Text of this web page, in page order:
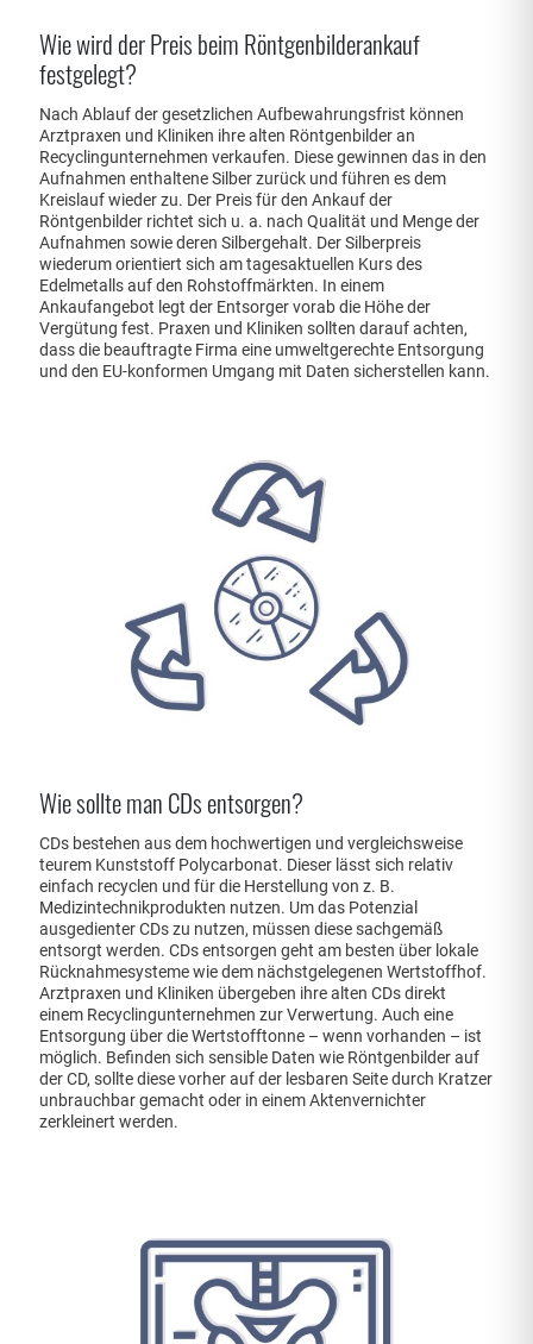
Wie wird der Preis beim Röntgenbilderankauf
festgelegt?
Nach Ablauf der gesetzlichen Aufbewahrungsfrist können
Arztpraxen und Kliniken ihre alten Röntgenbilder an
Recyclingunternehmen verkaufen. Diese gewinnen das in den
Aufnahmen enthaltene Silber zurück und führen es dem
Kreislauf wieder zu. Der Preis für den Ankauf der
Röntgenbilder richtet sich u. a. nach Qualität und Menge der
Aufnahmen sowie deren Silbergehalt. Der Silberpreis
wiederum orientiert sich am tagesaktuellen Kurs des
Edelmetalls auf den Rohstoffmärkten. In einem
Ankaufangebot legt der Entsorger vorab die Höhe der
Vergütung fest. Praxen und Kliniken sollten darauf achten,
dass die beauftragte Firma eine umweltgerechte Entsorgung
und den EU-konformen Umgang mit Daten sicherstellen kann.
Wie sollte man CDs entsorgen?
CDs bestehen aus dem hochwertigen und vergleichsweise
teurem Kunststoff Polycarbonat. Dieser lässt sich relativ
einfach recyclen und für die Herstellung von z. B.
Medizintechnikprodukten nutzen. Um das Potenzial
ausgedienter CDs zu nutzen, müssen diese sachgemäß
entsorgt werden. CDs entsorgen geht am besten über lokale
Rücknahmesysteme wie dem nächstgelegenen Wertstoffhof.
Arztpraxen und Kliniken übergeben ihre alten CDs direkt
einem Recyclingunternehmen zur Verwertung. Auch eine
Entsorgung über die Wertstofftonne – wenn vorhanden – ist
möglich. Befinden sich sensible Daten wie Röntgenbilder auf
der CD, sollte diese vorher auf der lesbaren Seite durch Kratzer
unbrauchbar gemacht oder in einem Aktenvernichter
zerkleinert werden.